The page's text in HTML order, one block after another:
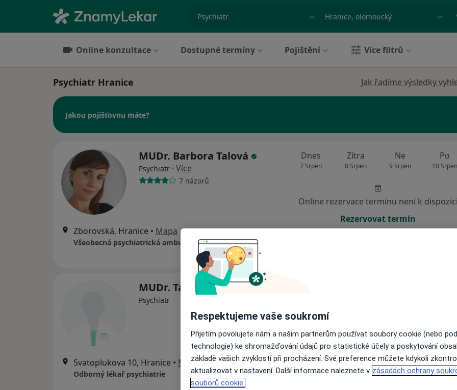
Město nebo region
Online konzultace Dostupné termíny Pojištění Více filtrů
Psychiatr Hranice Jak řadíme výsledky
Jakou pojišťovnu máte?
MUDr. Barbora Talová
Psychiatr · Více
7 názorů
Zborovská, Hranice • Mapa
Všeobecná psychiatrická ambulance
Dnes
7 Srpen
Zítra
8 Srpen
Ne
9 Srpen
Po
10 Srpen
Online rezervace termínu není k dispozici
Rezervovat termín
MUDr. Taťjana Kopalová
Psychiatr
Svatoplukova 10, Hranice • Mapa
Odborný lékař psychiatrie
Online rezervace termínu není k
Rezervovat termín
Respektujeme vaše soukromí
Přijetím povolujete nám a našim partnerům používat soubory cookie (nebo
technologie) ke shromažďování údajů pro statistické účely a poskytování
základě vašich zvyklostí při procházení. Své preference můžete kdykoli
aktualizovat v nastavení. Další informace naleznete v zásadách ochrany
souborů cookie.